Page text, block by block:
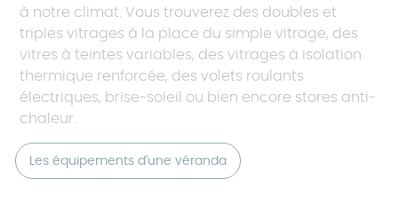
à notre climat. Vous trouverez des doubles et
triples vitrages à la place du simple vitrage, des
vitres à teintes variables, des vitrages à isolation
thermique renforcée, des volets roulants
électriques, brise-soleil ou bien encore stores anti-
chaleur.
Les équipements d'une véranda